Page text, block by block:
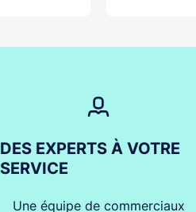
DES EXPERTS À VOTRE
SERVICE
Une équipe de commerciaux